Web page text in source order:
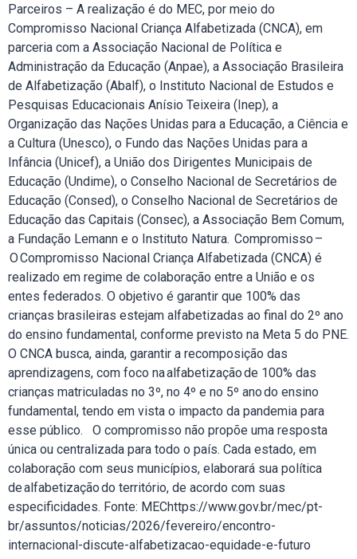
Parceiros – A realização é do MEC, por meio do
Compromisso Nacional Criança Alfabetizada (CNCA), em
parceria com a Associação Nacional de Política e
Administração da Educação (Anpae), a Associação Brasileira
de Alfabetização (Abalf), o Instituto Nacional de Estudos e
Pesquisas Educacionais Anísio Teixeira (Inep), a
Organização das Nações Unidas para a Educação, a Ciência e
a Cultura (Unesco), o Fundo das Nações Unidas para a
Infância (Unicef), a União dos Dirigentes Municipais de
Educação (Undime), o Conselho Nacional de Secretários de
Educação (Consed), o Conselho Nacional de Secretários de
Educação das Capitais (Consec), a Associação Bem Comum,
a Fundação Lemann e o Instituto Natura. Compromisso –
O Compromisso Nacional Criança Alfabetizada (CNCA) é
realizado em regime de colaboração entre a União e os
entes federados. O objetivo é garantir que 100% das
crianças brasileiras estejam alfabetizadas ao final do 2º ano
do ensino fundamental, conforme previsto na Meta 5 do PNE.
O CNCA busca, ainda, garantir a recomposição das
aprendizagens, com foco na alfabetização de 100% das
crianças matriculadas no 3º, no 4º e no 5º ano do ensino
fundamental, tendo em vista o impacto da pandemia para
esse público. O compromisso não propõe uma resposta
única ou centralizada para todo o país. Cada estado, em
colaboração com seus municípios, elaborará sua política
de alfabetização do território, de acordo com suas
especificidades. Fonte: MEChttps://www.gov.br/mec/pt-
br/assuntos/noticias/2026/fevereiro/encontro-
internacional-discute-alfabetizacao-equidade-e-futuro